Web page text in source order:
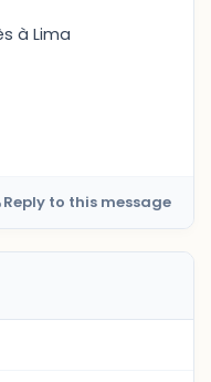
à Lima
Reply to this message